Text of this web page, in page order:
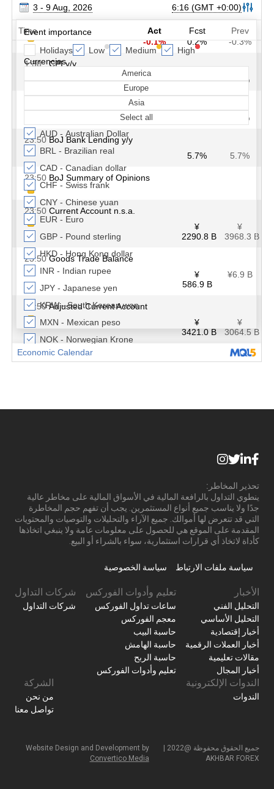
تحذير المخاطر:
ينطوي التداول بالرافعة المالية في الأسواق المالية على مخاطر عالية
جدًا ولا يناسب جميع أنواع المستثمرين. يجب أن تفهم حجم المخاطرة
التي قد تتعرض لها أموالك. جميع الآراء والتحليلات والتوصيات والمحتويات
المقدمة على الموقع هي للحصول على معلومات عامة ولا ينبغي اتخاذها
كأداة لاتخاذ أي قرارات استثمارية، سواء بالشراء أو البيع.
سياسة ملفات الارتباط سياسة الخصوصية
الأخبار
التحليل الفني
التحليل الأساسي
أخبار إقتصادية
أخبار العملات الرقمية
مقالات تعليمية
أخبار المجال
تعليم وأدوات الفوركس
ساعات تداول الفوركس
معجم الفوركس
حاسبة البيب
حاسبة الهامش
حاسبة الربح
تعليم وأدوات الفوركس
شركات التداول
شركات التداول
الندوات الإلكترونية
الندوات
الشركة
من نحن
تواصل معنا
جميع الحقوق محفوظة @2022 |
AKHBAR FOREX
Website Design and Development by
Convertico Media